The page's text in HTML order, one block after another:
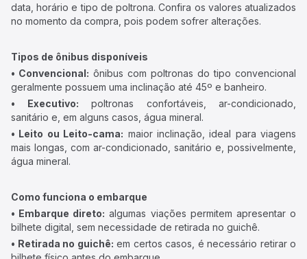
data, horário e tipo de poltrona. Confira os valores atualizados
no momento da compra, pois podem sofrer alterações.
Tipos de ônibus disponíveis
• Convencional: ônibus com poltronas do tipo convencional
geralmente possuem uma inclinação até 45º e banheiro.
• Executivo: poltronas confortáveis, ar-condicionado,
sanitário e, em alguns casos, água mineral.
• Leito ou Leito-cama: maior inclinação, ideal para viagens
mais longas, com ar-condicionado, sanitário e, possivelmente,
água mineral.
Como funciona o embarque
• Embarque direto: algumas viações permitem apresentar o
bilhete digital, sem necessidade de retirada no guichê.
• Retirada no guichê: em certos casos, é necessário retirar o